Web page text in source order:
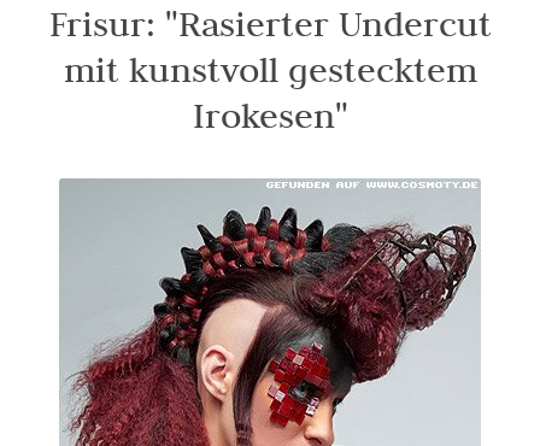
Frisur: "Rasierter Undercut
mit kunstvoll gestecktem
Irokesen"